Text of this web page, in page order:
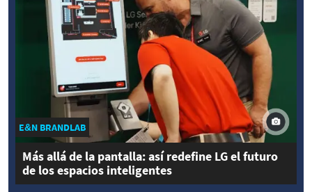
E&N BRANDLAB
Más allá de la pantalla: así redefine LG el futuro
de los espacios inteligentes